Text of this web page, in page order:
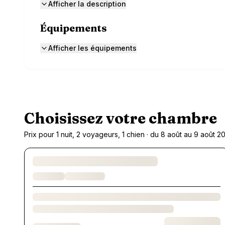
Afficher la description
Équipements
Afficher les équipements
Choisissez votre chambre
Prix pour 1 nuit, 2 voyageurs, 1 chien · du 8 août au 9 août
Chargement des chambres et des formules…